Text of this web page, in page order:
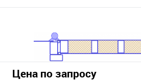
Цена по запросу